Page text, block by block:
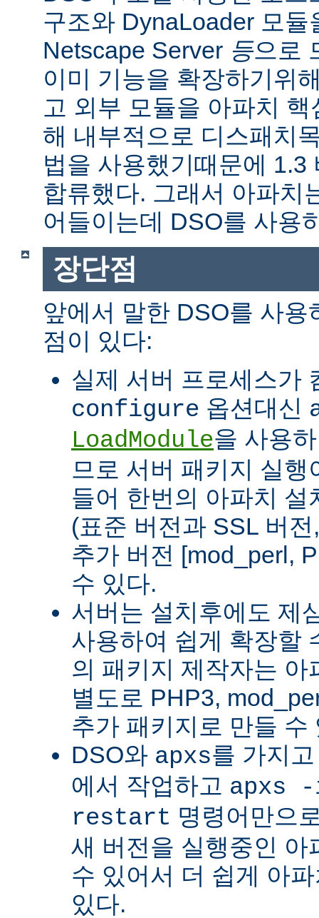
구조와 DynaLoader 모듈
Netscape Server 등으로
이미 기능을 확장하기위
고 외부 모듈을 아파치
해 내부적으로 디스패치
법을 사용했기때문에 1.3
합류했다. 그래서 아파치
어들이는데 DSO를 사용
장단점
앞에서 말한 DSO를 사
점이 있다:
실제 서버 프로세스가
configure 옵션대신
LoadModule을 사용
므로 서버 패키지 실행
들어 한번의 아파치 설
(표준 버전과 SSL 버
추가 버전 [mod_perl,
수 있다.
서버는 설치후에도 제
사용하여 쉽게 확장할
의 패키지 제작자는 아
별도로 PHP3,
추가 패키지로 만들 수
DSO와 apxs를 가지
에서 작업하고 apxs
restart 명령어만으
새 버전을 실행중인 아
수 있어서 더 쉽게 아
있다.